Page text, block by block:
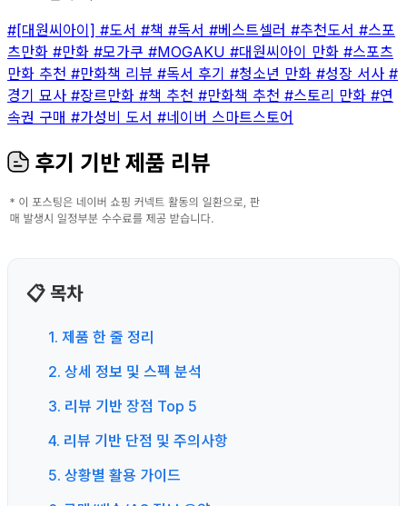
#[대원씨아이] #도서 #책 #독서 #베스트셀러 #추천도서 #스포
츠만화 #만화 #모가쿠 #MOGAKU #대원씨아이 만화 #스포츠
만화 추천 #만화책 리뷰 #독서 후기 #청소년 만화 #성장 서사 #
경기 묘사 #장르만화 #책 추천 #만화책 추천 #스토리 만화 #연
속권 구매 #가성비 도서 #네이버 스마트스토어
후기 기반 제품 리뷰
📋 목차
1. 제품 한 줄 정리
2. 상세 정보 및 스펙 분석
3. 리뷰 기반 장점 Top 5
4. 리뷰 기반 단점 및 주의사항
5. 상황별 활용 가이드